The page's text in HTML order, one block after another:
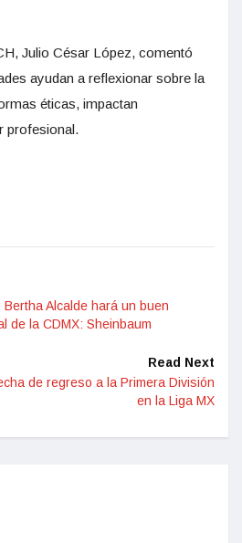
Julio César López, comentó
ayudan a reflexionar sobre la
éticas, impactan
profesional.
Bertha Alcalde hará un buen
de la CDMX: Sheinbaum
Read Next
de regreso a la Primera División
en la Liga MX